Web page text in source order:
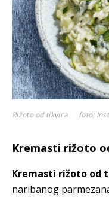
Rižoto od tikvica foto:
Kremasti rižoto
Kremasti rižoto od
naribanog